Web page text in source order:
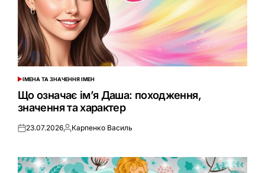
ОПУБЛІКУВАТИ
У
ІМЕНА ТА ЗНАЧЕННЯ ІМЕН
Що означає ім’я Даша: походження,
значення та характер
Оприлюднено
23.07.2026Опубліковано
Карпенко Василь